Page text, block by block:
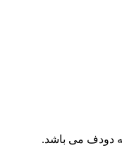
دودف می باشد.